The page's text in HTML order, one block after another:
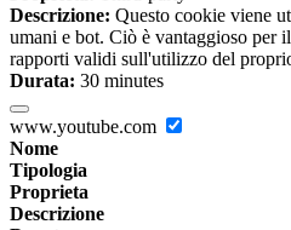
Descrizione: Questo cookie viene
umani e bot. Ciò è vantaggioso per
rapporti validi sull'utilizzo del
Durata: 30 minutes
www.youtube.com
Nome
Tipologia
Proprieta
Descrizione